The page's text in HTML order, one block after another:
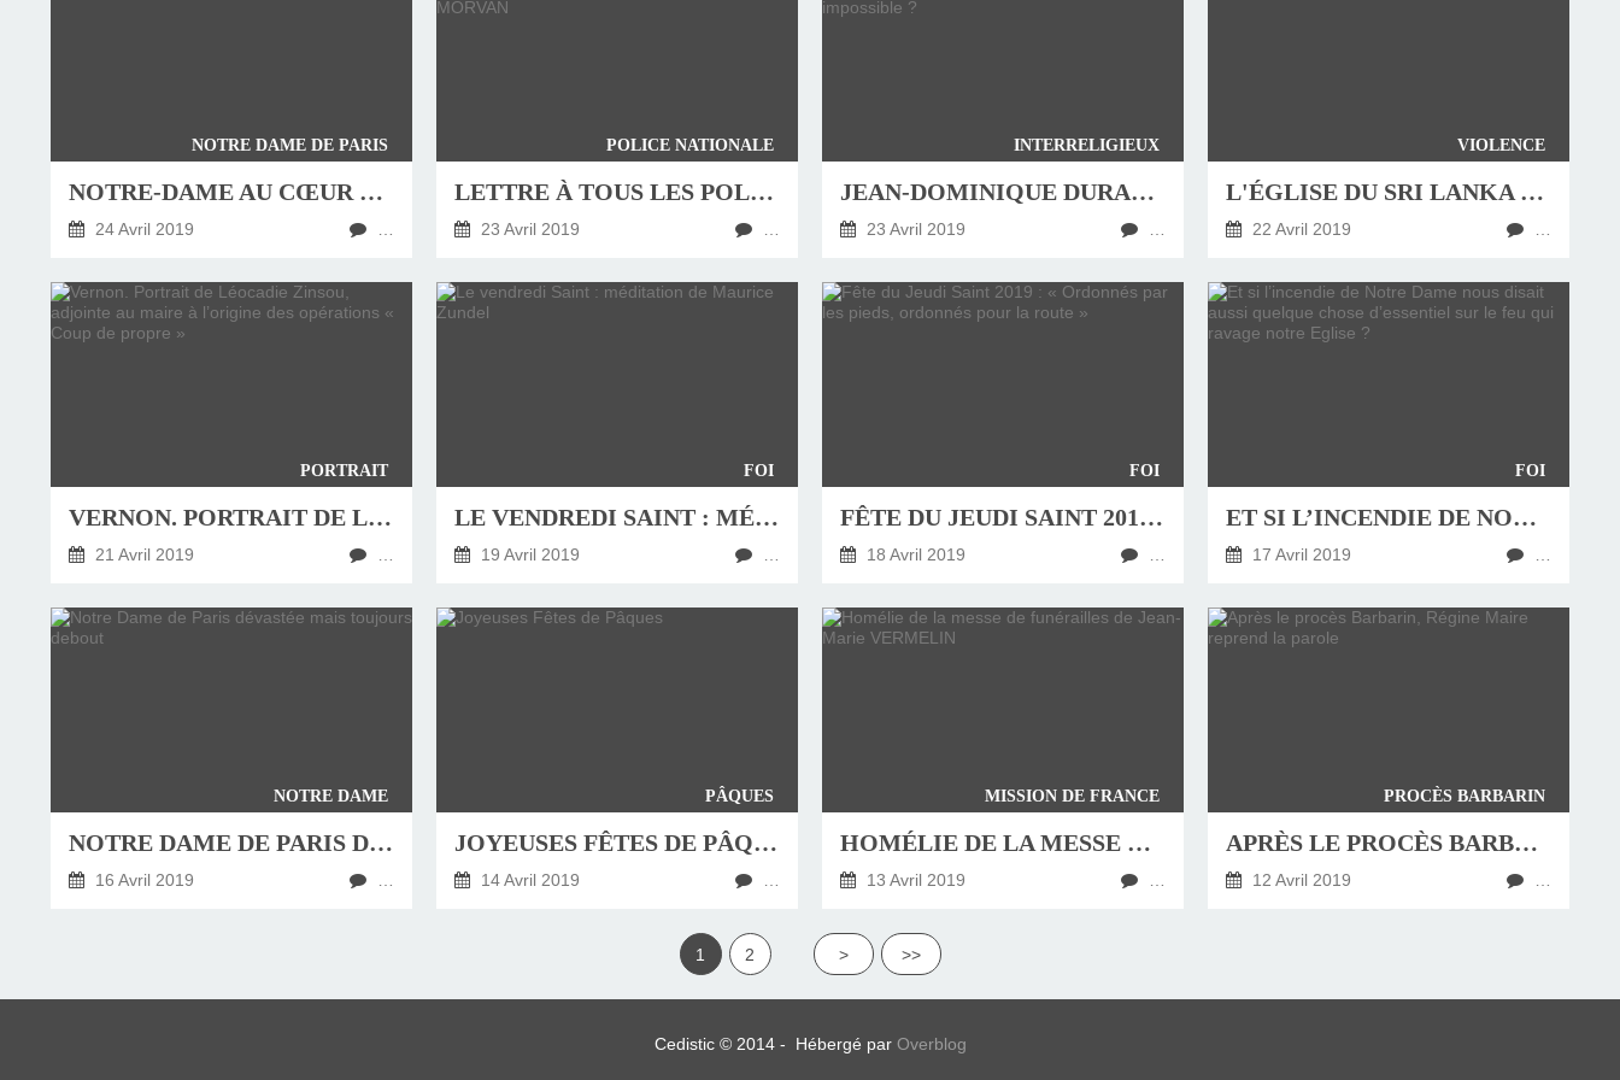
NOTRE DAME DE PARIS
NOTRE-DAME AU CŒUR DE L’HISTOIRE – DES RACINES ET DES AILES
24 Avril 2019
POLICE NATIONALE
LETTRE À TOUS LES POLICIERS DE FRANCE DU DIRECTEUR GÉNÉRAL DE LA POLICE NATIONALE, ERIC MORVAN
23 Avril 2019
INTERRELIGIEUX
JEAN-DOMINIQUE DURAND – PENSER LA MÉDITERRANÉE, LA DIVERSITÉ REND-ELLE LA PAIX IMPOSSIBLE ?
23 Avril 2019
VIOLENCE
L'ÉGLISE DU SRI LANKA FRAPPÉE PAR DES ATTENTATS MEURTRIERS LE JOUR DE PÂQUES
22 Avril 2019
PORTRAIT
VERNON. PORTRAIT DE LÉOCADIE ZINSOU, ADJOINTE AU MAIRE À L’ORIGINE DES OPÉRATIONS « COUP DE PROPRE »
21 Avril 2019
FOI
LE VENDREDI SAINT : MÉDITATION DE MAURICE ZUNDEL
19 Avril 2019
FOI
FÊTE DU JEUDI SAINT 2019 : « ORDONNÉS PAR LES PIEDS, ORDONNÉS POUR LA ROUTE »
18 Avril 2019
FOI
ET SI L’INCENDIE DE NOTRE DAME NOUS DISAIT AUSSI QUELQUE CHOSE D’ESSENTIEL SUR LE FEU QUI RAVAGE NOTRE EGLISE ?
17 Avril 2019
NOTRE DAME
NOTRE DAME DE PARIS DÉVASTÉE MAIS TOUJOURS DEBOUT
16 Avril 2019
PÂQUES
JOYEUSES FÊTES DE PÂQUES
14 Avril 2019
MISSION DE FRANCE
HOMÉLIE DE LA MESSE DE FUNÉRAILLES DE JEAN-MARIE VERMELIN
13 Avril 2019
PROCÈS BARBARIN
APRÈS LE PROCÈS BARBARIN, RÉGINE MAIRE REPREND LA PAROLE
12 Avril 2019
1 2 > >>
Cedistic © 2014 - Hébergé par Overblog